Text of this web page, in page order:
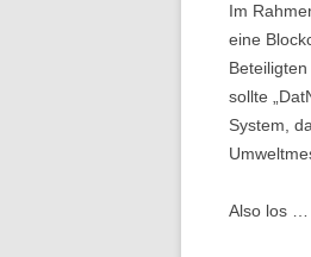
Im
eine
sollte
System,
Also los …